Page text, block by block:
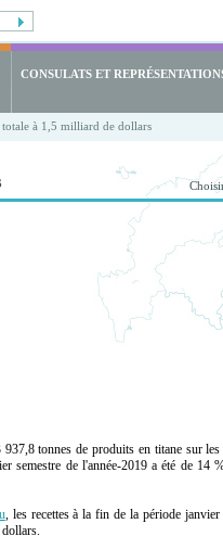
CONSULATS ET
à 1,5 milliard de dollars
tonnes de produits en titane sur les
semestre de l'année-2019 a été de 14
, les recettes à la fin de la période